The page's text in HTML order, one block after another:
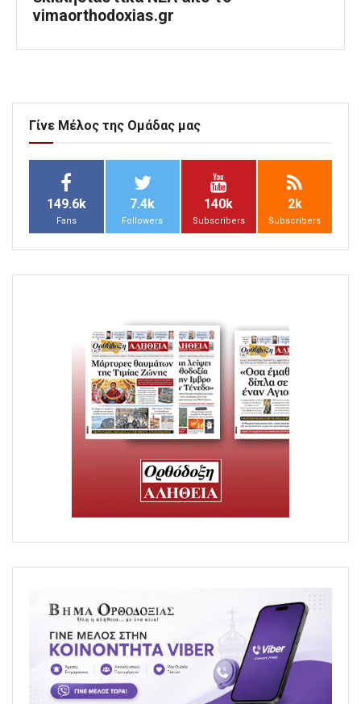
vimaorthodoxias.gr
Γίνε Μέλος της Ομάδας μας
149.6k
Fans
7.4k
Followers
140k
Subscribers
2k
Subscribers